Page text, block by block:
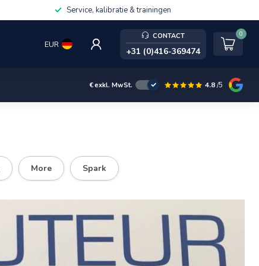
Service, kalibratie & trainingen
EUR
CONTACT
+31 (0)416-369474
0
€exkl. MwSt. 4.8/5
More Spark